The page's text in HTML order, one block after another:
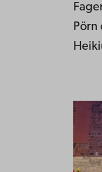
Pörn